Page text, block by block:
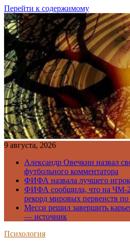
Перейти к содержимому
9 августа, 2026
Александр Овечкин назвал
футбольного комментатора
ФИФА назвала лучшего
ФИФА сообщила, что на ЧМ-
рекорд мировых первенств по
Месси решил завершить
— источник
Психология